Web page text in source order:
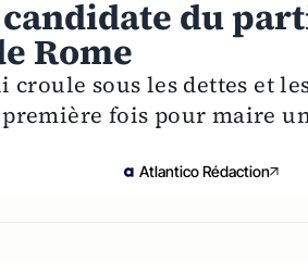
du
Rome
sous les dettes et
fois pour maire
Atlantico Rédaction